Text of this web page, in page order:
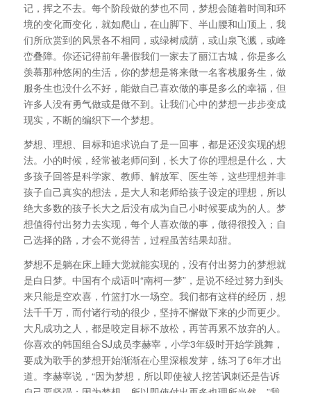
记，挥之不去。每个阶段做的梦也不同，梦想会随着时间和环
境的变化而变化，就如爬山，在山脚下、半山腰和山顶上，我
们所欣赏到的风景各不相同，或绿树成荫，或山泉飞溅，或峰
峦叠障。你还记得前年暑假我们一家去了丽江古城，你是多么
羡慕那种悠闲的生活，你的梦想是将来做一名客栈服务生，做
服务生也没什么不好，能做自己喜欢做的事是多么的幸福，但
许多人没有勇气做或是做不到。让我们心中的梦想一步步变成
现实，不断的编织下一个梦想。
梦想、理想、目标和追求说白了是一回事，都是还没实现的想
法。小的时候，经常被老师问到，长大了你的理想是什么，大
多孩子回答是科学家、教师、解放军、医生等，这些理想并非
孩子自己真实的想法，是大人和老师给孩子设定的理想，所以
绝大多数的孩子长大之后没有成为自己小时候要成为的人。梦
想值得付出努力去实现，每个人喜欢做的事，做得很投入；自
己选择的路，才会不觉得苦，过程虽苦结果却甜。
梦想不是躺在床上睡大觉就能实现的，没有付出努力的梦想就
是白日梦。中国有个成语叫“南柯一梦”，是说不经过努力到头
来只能是空欢喜，竹篮打水一场空。我们都有这样的经历，想
法千千万，而付诸行动的很少，坚持不懈做下来的少而更少。
大凡成功之人，都是咬定目标不放松，再苦再累不放弃的人。
你喜欢的韩国组合SJ成员李赫宰，小学3年级时开始学跳舞，
要成为歌手的梦想开始渐渐在心里深根发芽，练习了6年才出
道。李赫宰说，“因为梦想，所以即使被人挖苦讽刺还是告诉